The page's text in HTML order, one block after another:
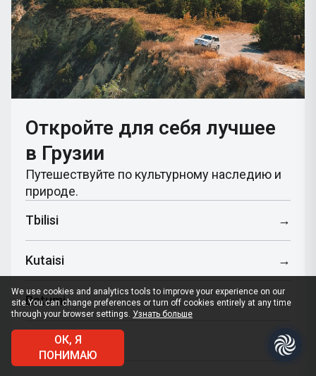
Откройте для себя лучшее
в Грузии
Путешествуйте по культурному наследию и
природе.
Tbilisi
→
Kutaisi →
Batumi →
Mestia →
We use cookies and analytics tools to improve your experience on our
site.You can change preferences or turn off cookies entirely at any time
through your browser settings. Узнать больше
ОК, Я
ПОНИМАЮ